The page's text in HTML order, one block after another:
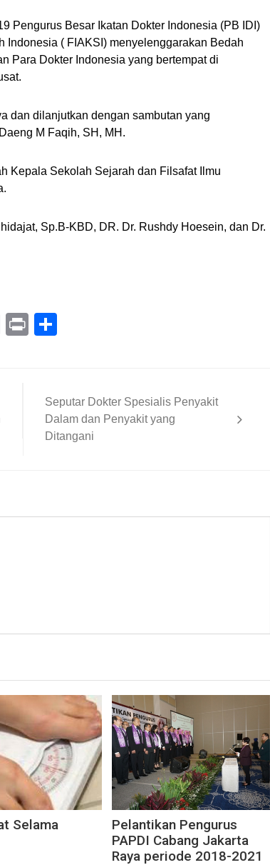
Pengurus Besar Ikatan Dokter Indonesia (PB IDI)
Indonesia ( FIAKSI) menyelenggarakan Bedah
Para Dokter Indonesia yang bertempat di
dan dilanjutkan dengan sambutan yang
M Faqih, SH, MH.
Kepala Sekolah Sejarah dan Filsafat Ilmu
Sp.B-KBD, DR. Dr. Rushdy Hoesein, dan Dr.
CopyPrint
Seputar Dokter Spesialis Penyakit
Dalam dan Penyakit yang
Ditangani
Selama
Pelantikan Pengurus
PAPDI Cabang Jakarta
Raya periode 2018-2021